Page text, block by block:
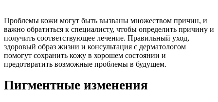
Проблемы кожи могут быть вызваны множеством причин, и
важно обратиться к специалисту, чтобы определить причину и
получить соответствующее лечение. Правильный уход,
здоровый образ жизни и консультация с дерматологом
помогут сохранить кожу в хорошем состоянии и
предотвратить возможные проблемы в будущем.
Пигментные изменения